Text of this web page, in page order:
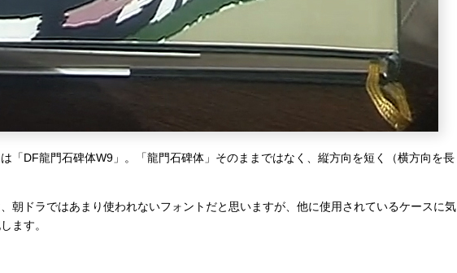
「DF龍門石碑体W9」。「龍門石碑体」そのままではなく、縦方向を短く（横方向を長
、朝ドラではあまり使われないフォントだと思いますが、他に使用されているケースに気
ます。